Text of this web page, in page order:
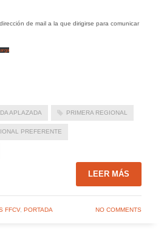
de mail a la que dirigirse para comunicar
APLAZADA PRIMERA REGIONAL
PREFERENTE
LEER MÁS
FFCV, PORTADA NO COMMENTS